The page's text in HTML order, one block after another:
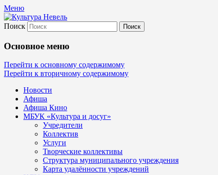
Меню
Культура Невель
МБУК Невельского района "Культура
и досуг"
Поиск
Основное меню
Перейти к основному содержимому
Перейти к вторичному содержимому
Новости
Афиша
Афиша Кино
МБУК «Культура и досуг»
Учредители
Коллектив
Услуги
Творческие коллективы
Структура муниципального учреждения
Карта удалённости учреждений